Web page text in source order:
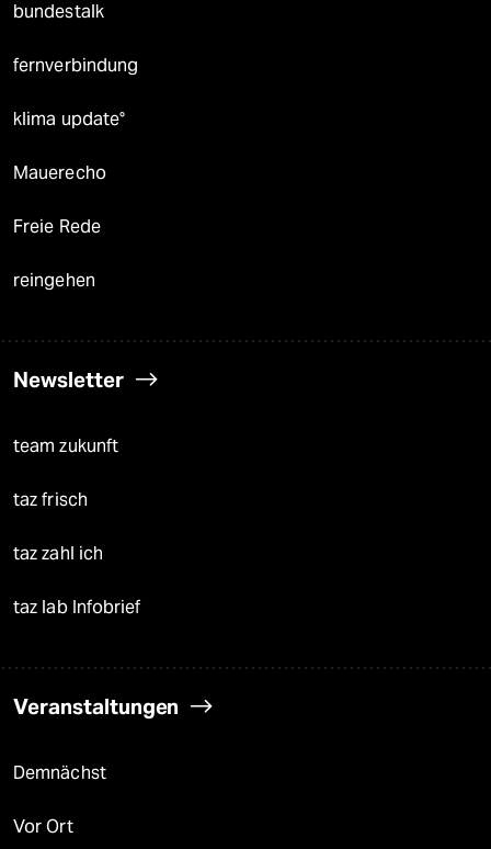
bundestalk
fernverbindung
klima update°
Mauerecho
Freie Rede
reingehen
Newsletter
team zukunft
taz frisch
taz zahl ich
taz lab Infobrief
Veranstaltungen
Demnächst
Vor Ort